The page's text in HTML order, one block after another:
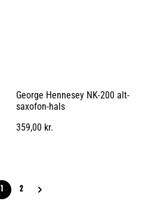
George Hennesey NK-200 alt-
saxofon-hals
359,00 kr.
1 2